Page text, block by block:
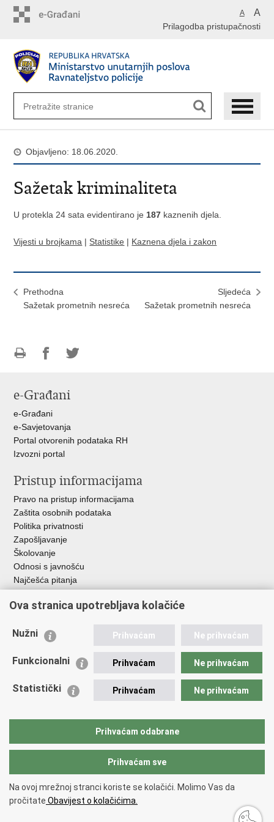
A A
Prilagodba pristupačnosti
Objavljeno: 18.06.2020.
Sažetak kriminaliteta
U protekla 24 sata evidentirano je 187 kaznenih djela.
Vijesti u brojkama | Statistike | Kaznena djela i zakon
Prethodna
Sažetak prometnih nesreća
Sljedeća
Sažetak prometnih nesreća
FacebookuTwitteru
e-Građani
e-Građani
e-Savjetovanja
Portal otvorenih podataka RH
Izvozni portal
Pristup informacijama
Pravo na pristup informacijama
Zaštita osobnih podataka
Politika privatnosti
Zapošljavanje
Školovanje
Odnosi s javnošću
Najčešća pitanja
Važne poveznice
EMN Nacionalna kontaktna točka za Republiku Hrvatsku
Policijska akademija
Zaklada policijske solidarnosti
Sindikati
Copyright © 2026 Ravnateljstvo policije.
pristupačnosti.
Ova stranica upotrebljava kolačiće
Nužni Prihvaćam Ne prihvaćam
Funkcionalni Prihvaćam Ne prihvaćam
Statistički Prihvaćam Ne prihvaćam
Prihvaćam odabrane
Prihvaćam sve
Na ovoj mrežnoj stranci koriste se kolačići. Molimo Vas da
pročitate Obavijest o kolačićima.